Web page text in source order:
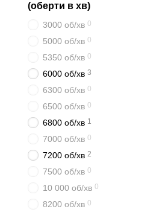
(оберти в хв)
3000 об/хв 0
5000 об/хв 0
5350 об/хв 0
6000 об/хв 3
6300 об/хв 0
6500 об/хв 0
6800 об/хв 1
7000 об/хв 0
7200 об/хв 2
7500 об/хв 0
10 000 об/хв 0
8200 об/хв 0